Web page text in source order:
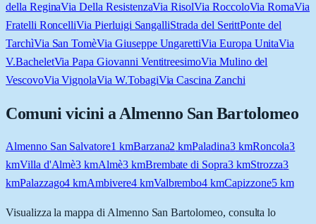
della ReginaVia Della ResistenzaVia RisolVia RoccoloVia RomaVia
Fratelli RoncelliVia Pierluigi SangalliStrada del SerittPonte del
TarchìVia San TomèVia Giuseppe UngarettiVia Europa UnitaVia
V.BacheletVia Papa Giovanni VentitreesimoVia Mulino del
VescovoVia VignolaVia W.TobagiVia Cascina Zanchi
Comuni vicini aAlmenno San Bartolomeo
Almenno San Salvatore1 kmBarzana2 kmPaladina3kmRoncola3
kmVilla d'Almè3 kmAlmè3kmBrembate di Sopra3kmStrozza3
kmPalazzago4 kmAmbivere4kmValbrembo4 kmCapizzone5km
Visualizza la mappa di Almenno San Bartolomeo, consulta lo